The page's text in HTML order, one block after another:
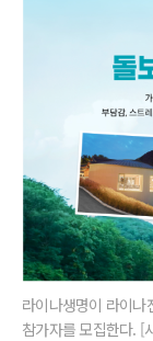
라이나생명이 라이
참가자를 모집한다. [